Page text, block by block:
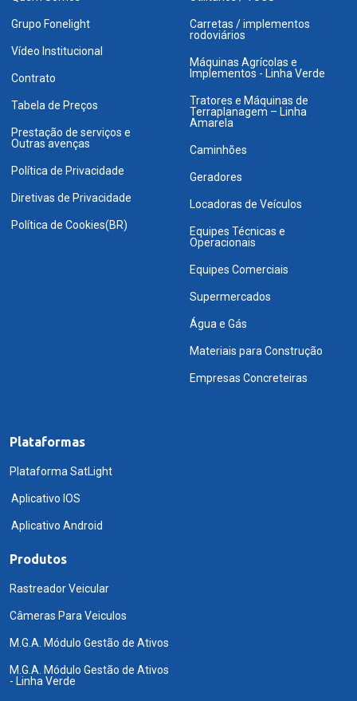
Grupo Fonelight
Vídeo Institucional
Contrato
Tabela de Preços
Prestação de serviços e
Outras avenças
Política de Privacidade
Diretivas de Privacidade
Política de Cookies(BR)
Carretas / implementos
rodoviários
Máquinas Agrícolas e
Implementos - Linha Verde
Tratores e Máquinas de
Terraplanagem – Linha
Amarela
Caminhões
Geradores
Locadoras de Veículos
Equipes Técnicas e
Operacionais
Equipes Comerciais
Supermercados
Água e Gás
Materiais para Construção
Empresas Concreteiras
Plataformas
Plataforma SatLight
Aplicativo IOS
Aplicativo Android
Produtos
Rastreador Veicular
Câmeras Para Veiculos
M.G.A. Módulo Gestão de Ativos
M.G.A. Módulo Gestão de Ativos
- Linha Verde